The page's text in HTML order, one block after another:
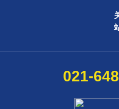
021-